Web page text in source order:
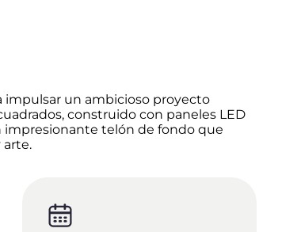
impulsar un ambicioso proyecto
construido con paneles LED
impresionante telón de fondo que
arte.